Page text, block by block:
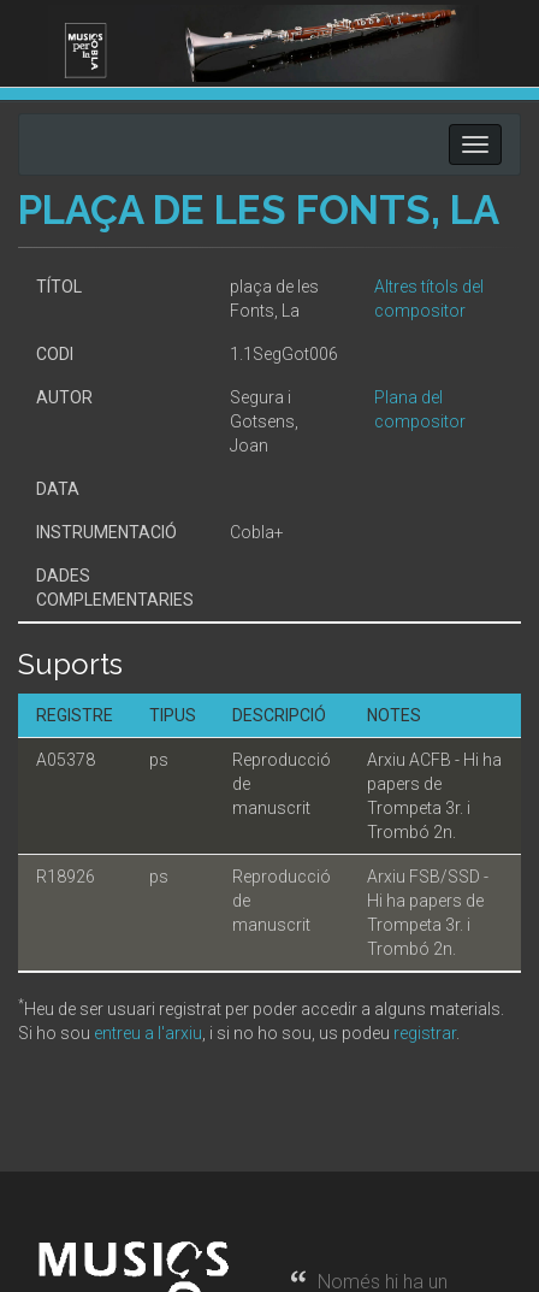
Toggle
PLAÇA DE LES FONTS, LA
TÍTOL
plaça de les
Fonts, La
Altres títols del
compositor
CODI 1.1SegGot006
AUTOR
Segura i
Gotsens,
Joan
Plana del
compositor
DATA
INSTRUMENTACIÓ Cobla+
DADES
COMPLEMENTARIES
Suports
REGISTRE TIPUS DESCRIPCIÓ NOTES
A05378 ps
Reproducció
de
manuscrit
Arxiu ACFB - Hi ha
papers de
Trompeta 3r. i
Trombó 2n.
R18926 ps
Reproducció
de
manuscrit
Arxiu FSB/SSD -
Hi ha papers de
Trompeta 3r. i
Trombó 2n.
*Heu de ser usuari registrat per poder accedir a alguns materials.
Si ho sou entreu a l'arxiu , i si no ho sou, us podeu registrar.
Només hi ha un